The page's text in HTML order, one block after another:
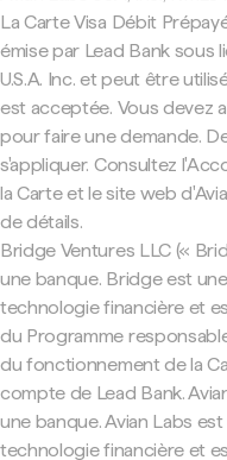
La Carte Visa Débit
émise par Lead Bank sous
U.S.A. Inc. et peut être
est acceptée. Vous devez
pour faire une demande.
s'appliquer. Consultez
la Carte et le site web
de détails.
Bridge Ventures LLC («
une banque. Bridge est
technologie financière et
du Programme
du fonctionnement de la
compte de Lead Bank.
une banque. Avian Labs
technologie financière et